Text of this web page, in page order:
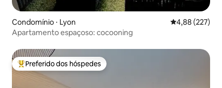
Condomínio ⋅ Lyon 4,88 de uma
4,88 (227)
Apartamento espaçoso: cocooning
Entre os melhores preferidos dos hóspedes
Preferido dos hóspedes